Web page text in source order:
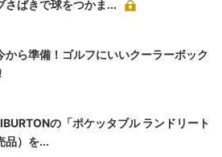
さばきで球をつかま...
から準備！ゴルフにいいクーラーボック
の「ポケッタブル ランドリート
品）を...